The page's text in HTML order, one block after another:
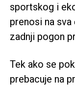
sportskog i
prenosi na
zadnji pogon
Tek ako se
prebacuje na